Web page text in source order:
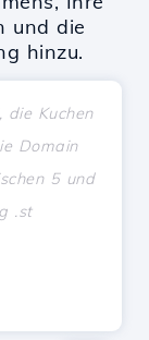
und die
hinzu.